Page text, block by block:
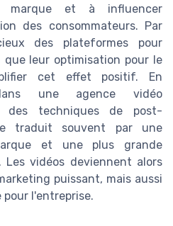
marque et à influencer
des consommateurs. Par
des plateformes pour
que leur optimisation pour le
cet effet positif. En
une agence vidéo
des techniques de post-
traduit souvent par une
et une plus grande
vidéos deviennent alors
puissant, mais aussi
l'entreprise.